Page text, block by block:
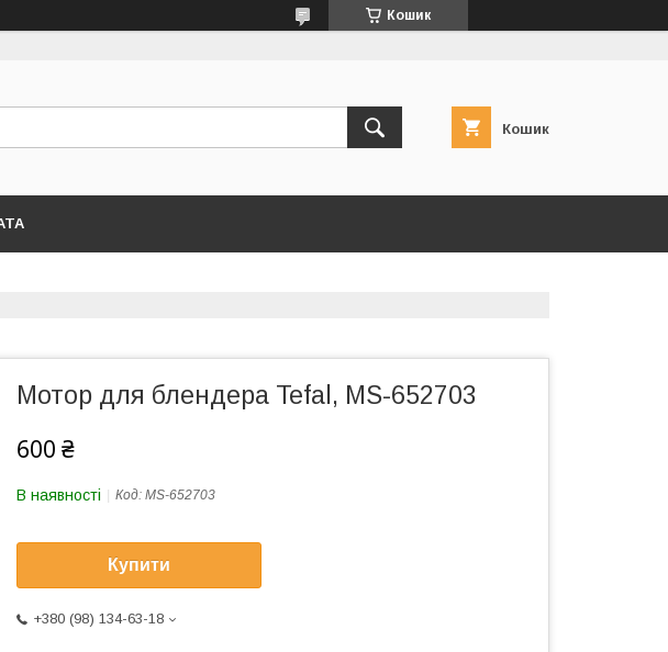
Кошик
Кошик
Мотор для блендера Tefal, MS-652703
600 ₴
В наявності Код: MS-652703
Купити
+380 (98) 134-63-18